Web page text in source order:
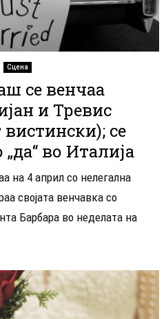
Сцена
се венчаа
и Тревис
вистински); се
во Италија
на 4 април со нелегална
својата венчавка со
Барбара во неделата на